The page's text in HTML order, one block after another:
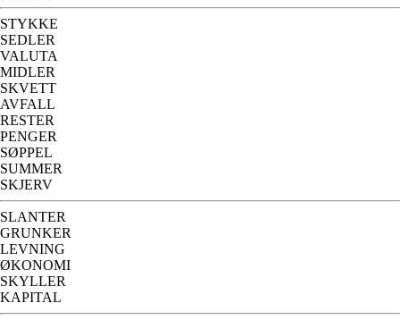
STYKKE
SEDLER
VALUTA
MIDLER
SKVETT
AVFALL
RESTER
PENGER
SØPPEL
SUMMER
SKJERV
SLANTER
GRUNKER
LEVNING
ØKONOMI
SKYLLER
KAPITAL